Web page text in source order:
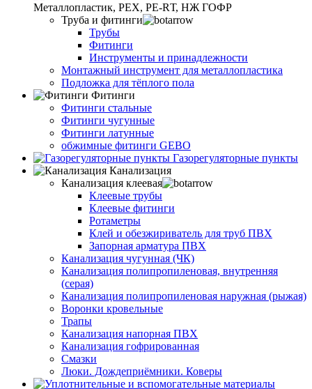
Металлопластик, РЕХ, РЕ-RТ, НЖ ГОФР
Труба и фитинги
Трубы
Фитинги
Инструменты и принадлежности
Монтажный инструмент для металлопластика
Подложка для тёплого пола
Фитинги
Фитинги стальные
Фитинги чугунные
Фитинги латунные
обжимные фитинги GEBO
Газорегуляторные пункты
Канализация
Канализация клеевая
Клеевые трубы
Клеевые фитинги
Ротаметры
Клей и обезжириватель для труб ПВХ
Запорная арматура ПВХ
Канализация чугунная (ЧК)
Канализация полипропиленовая, внутренняя
(серая)
Канализация полипропиленовая наружная (рыжая)
Воронки кровельные
Трапы
Канализация напорная ПВХ
Канализация гофрированная
Смазки
Люки. Дождеприёмники. Коверы